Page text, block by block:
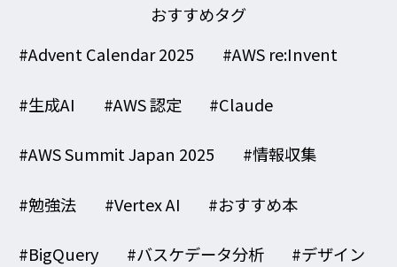
おすすめタグ
#Advent Calendar 2025
#AWS re:Invent
#生成AI #AWS 認定 #Claude
#AWS Summit Japan 2025 #情報収集
#勉強法 #Vertex AI #おすすめ本
#BigQuery #バスケデータ分析 #デザイン